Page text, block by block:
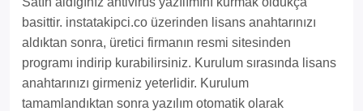
basittir. instatakipci.co üzerinden lisans anahtarınızı
aldıktan sonra, üretici firmanın resmi sitesinden
programı indirip kurabilirsiniz. Kurulum sırasında lisans
anahtarınızı girmeniz yeterlidir. Kurulum
tamamlandıktan sonra yazılım otomatik olarak